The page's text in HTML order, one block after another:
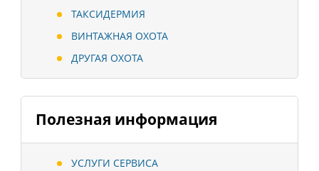
ТАКСИДЕРМИЯ
ВИНТАЖНАЯ ОХОТА
ДРУГАЯ ОХОТА
Полезная информация
УСЛУГИ СЕРВИСА